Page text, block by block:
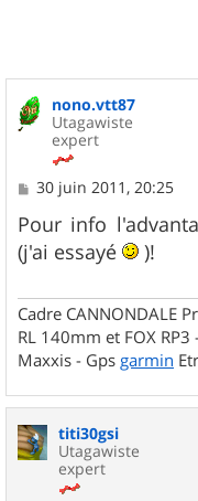
nono.vtt87
Utagawiste
expert
M
s
s
a
30 juin 2011, 20:25
Pour info
(j'ai essayé
)!
Cadre CANNONDALE
RL 140mm et FOX RP3
Maxxis - Gps garmin
titi30gsi
Utagawiste
expert